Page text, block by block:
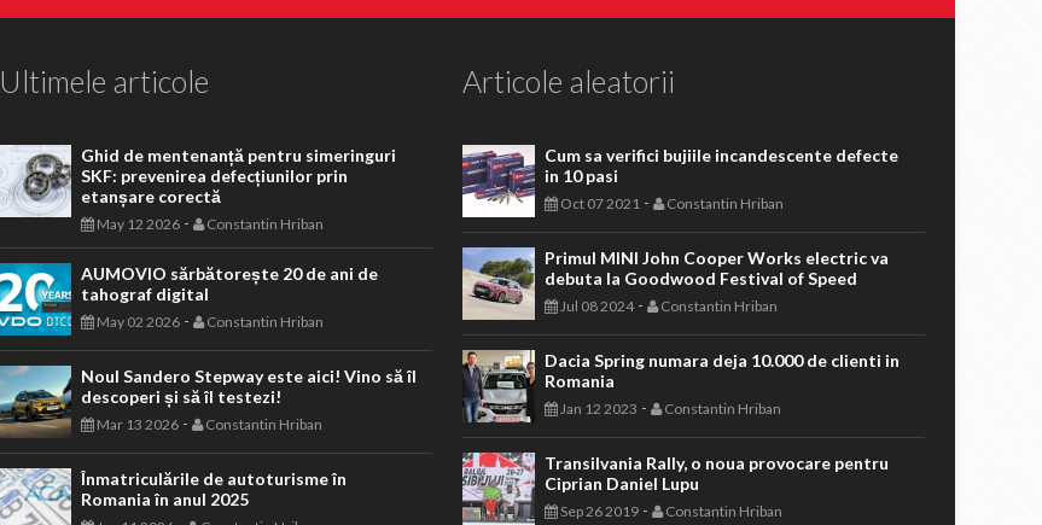
Ultimele articole
Ghid de mentenanță pentru simeringuri
SKF: prevenirea defecțiunilor prin
etanșare corectă
May 12 2026 - Constantin Hriban
AUMOVIO sărbătorește 20 de ani de
tahograf digital
May 02 2026 - Constantin Hriban
Noul Sandero Stepway este aici! Vino să îl
descoperi și să îl testezi!
Mar 13 2026 - Constantin Hriban
Înmatriculările de autoturisme în
Romania în anul 2025
Articole aleatorii
Cum sa verifici bujiile incandescente defecte
in 10 pasi
Oct 07 2021 - Constantin Hriban
Primul MINI John Cooper Works electric va
debuta la Goodwood Festival of Speed
Jul 08 2024- Constantin Hriban
Dacia Spring numara deja 10.000 de clienti in
Romania
Jan 12 2023 - Constantin Hriban
Transilvania Rally, o noua provocare pentru
Ciprian Daniel Lupu
Sep 26 2019- Constantin Hriban